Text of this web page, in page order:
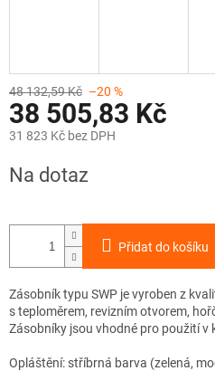
48 132,59 Kč –20 %
38 505,83 Kč
31 823 Kč bez DPH
cena:
Na dotaz
Přidat do košíku
Zásobník typu SWP je vyroben z
s teploměrem, revizním otvorem,
Zásobníky jsou vhodné pro použití v
Opláštění: stříbrná barva (zelená,